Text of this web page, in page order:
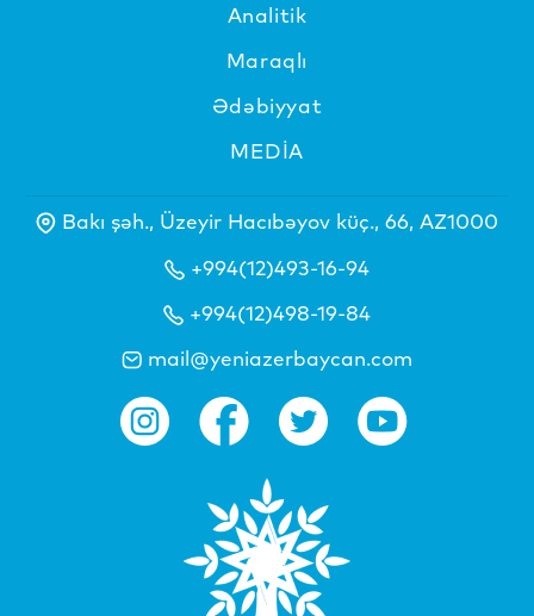
Analitik
Maraqlı
Ədəbiyyat
MEDİA
Bakı şəh., Üzeyir Hacıbəyov küç., 66, AZ1000
+994(12)493-16-94
+994(12)498-19-84
mail@yeniazerbaycan.com